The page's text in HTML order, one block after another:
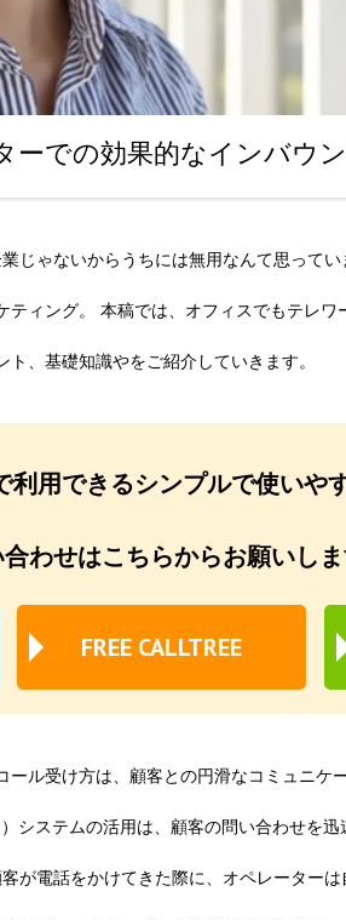
ーでの効果的なインバウ
じゃないからうちには無用なんて思って
ィング。 本稿では、オフィスでもテレ
、基礎知識やをご紹介していきます。
用できるシンプルで使いやす
わせはこちらからお願いしま
FREE CALLTREE
ル受け方は、顧客との円滑なコミュニケ
システムの活用は、顧客の問い合わせを
が電話をかけてきた際に、オペレーター